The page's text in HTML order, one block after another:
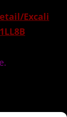
Excali